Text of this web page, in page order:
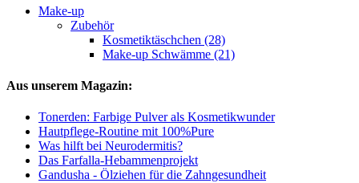
Make-up
Zubehör
Kosmetiktäschchen (28)
Make-up Schwämme (21)
Aus unserem Magazin:
Tonerden: Farbige Pulver als Kosmetikwunder
Hautpflege-Routine mit 100%Pure
Was hilft bei Neurodermitis?
Das Farfalla-Hebammenprojekt
Gandusha - Ölziehen für die Zahngesundheit